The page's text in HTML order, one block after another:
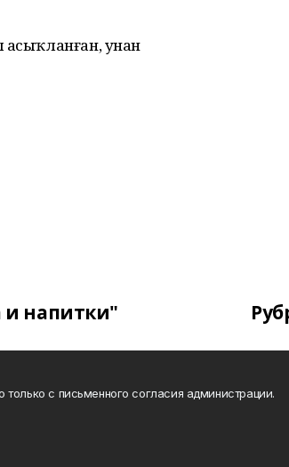
асыҡланған, унан
и напитки"
с письменного согласия администрации.